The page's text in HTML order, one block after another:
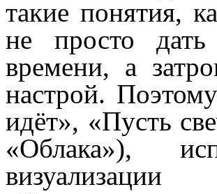
такие понятия,
не просто
времени, а
настрой.
идёт», «Пусть
«Облака»),